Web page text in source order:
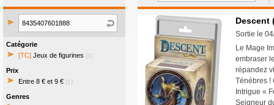
Catégorie
[TC] Jeux de figurines (1)
Prix
Entre 8 € et 9 € (1)
Genres
Descent
Sortie le
Le Mage
embraser
répandez
Ténèbres !
Intrigue «
Seigneur